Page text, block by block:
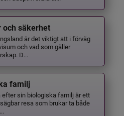
och säkerhet
är det viktigt att i förväg
och vad som gäller
D...
familj
sin biologiska familj är ett
resa som brukar ta både